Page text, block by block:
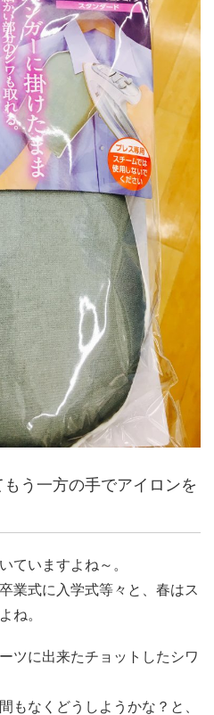
う一方の手でアイロンを
ていますよね～。
業式に入学式等々と、春はス
ね。
ツに出来たチョットしたシワ
もなくどうしようかな？と、